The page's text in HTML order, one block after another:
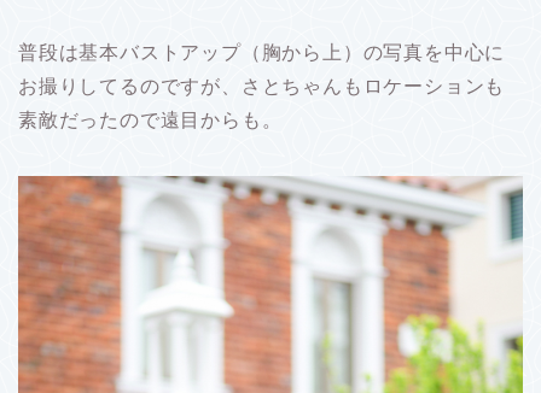
普段は基本バストアップ（胸から上）の写真を中心に
お撮りしてるのですが、さとちゃんもロケーションも
素敵だったので遠目からも。